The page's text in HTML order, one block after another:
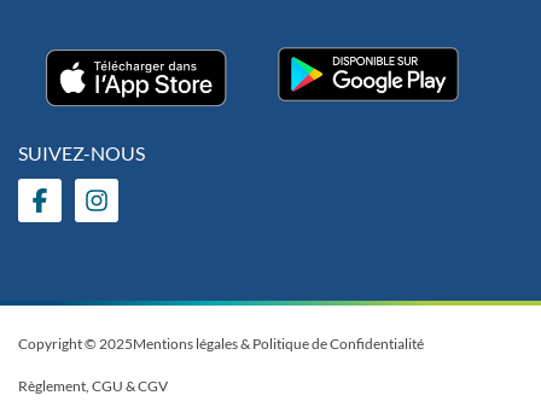
SUIVEZ-NOUS
Copyright © 2025Mentions légales & Politique de Confidentialité
Règlement, CGU & CGV